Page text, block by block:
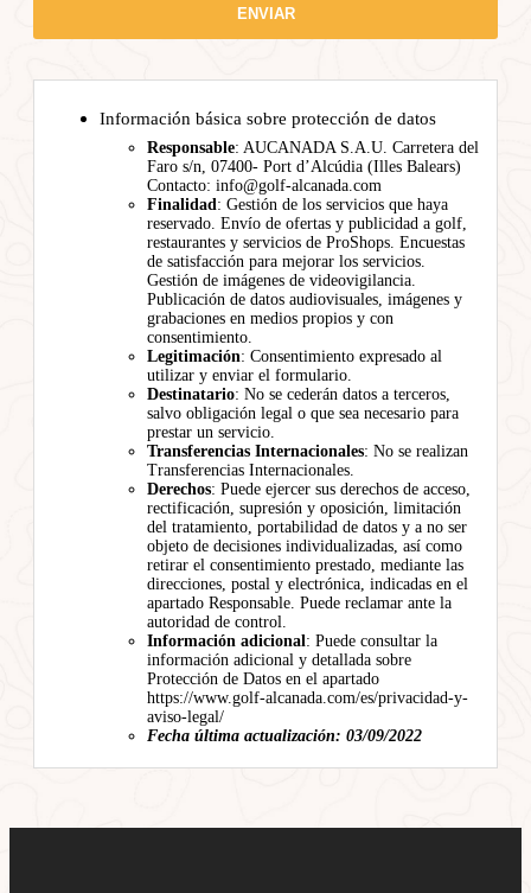
Información básica sobre protección de datos
Responsable: AUCANADA S.A.U. Carretera del
Faro s/n, 07400- Port d’Alcúdia (Illes Balears)
Contacto: info@golf-alcanada.com
Finalidad : Gestión de los servicios que haya
reservado. Envío de ofertas y publicidad a golf,
restaurantes y servicios de ProShops. Encuestas
de satisfacción para mejorar los servicios.
Gestión de imágenes de videovigilancia.
Publicación de datos audiovisuales, imágenes y
grabaciones en medios propios y con
consentimiento.
Legitimación: Consentimiento expresado al
utilizar y enviar el formulario.
Destinatario: No se cederán datos a terceros,
salvo obligación legal o que sea necesario para
prestar un servicio.
Transferencias Internacionales: No se realizan
Transferencias Internacionales.
Derechos: Puede ejercer sus derechos de acceso,
rectificación, supresión y oposición, limitación
del tratamiento, portabilidad de datos y a no ser
objeto de decisiones individualizadas, así como
retirar el consentimiento prestado, mediante las
direcciones, postal y electrónica, indicadas en el
apartado Responsable. Puede reclamar ante la
autoridad de control.
Información adicional : Puede consultar la
información adicional y detallada sobre
Protección de Datos en el apartado
https://www.golf-alcanada.com/es/privacidad-y-
aviso-legal/
Fecha última actualización: 03/09/2022